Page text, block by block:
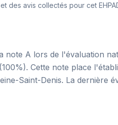
des avis collectés pour cet
note A lors de l'évaluation
Cette note place
Saint-Denis. La dernière